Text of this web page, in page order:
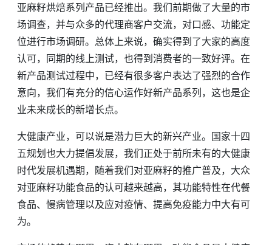
亚麻籽烘焙系列产品已经推出。我们前期做了大量的市
场调查，并与众多的代理商客户交流，对口感、功能定
位进行市场调研。总体上来说，确实得到了大家的高度
认可，同期的线上测试，也得到消费者的一致好评。在
新产品测试过程中，已经有很多客户表达了强烈的合作
意向，我们有充分的信心运作好新产品系列，这也是企
业未来成长的新增长点。
大健康产业，可以说是潜力巨大的新兴产业。国家十四
五规划也大力提倡发展，我们正处于前所未有的大健康
时代发展机遇期，随着我们对亚麻籽的推广普及，大众
对亚麻籽功能食品的认可越来越高，其功能特性在代餐
食品、慢病管理以及应对疫情、提高免疫能力中大有可
为。